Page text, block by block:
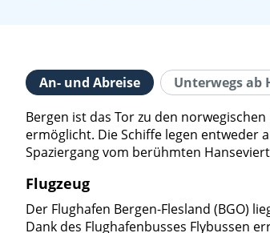
An- und Abreise Unterwegs ab
Bergen ist das Tor zu den
ermöglicht. Die Schiffe legen entweder
Spaziergang vom berühmten
Flugzeug
Der Flughafen Bergen-Flesland (BGO)
Dank des Flughafenbusses Flybussen